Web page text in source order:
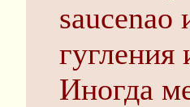
гугления
Иногда